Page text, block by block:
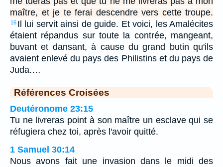
maître, et je te ferai descendre vers cette troupe.
16 Il lui servit ainsi de guide. Et voici, les Amalécites
étaient répandus sur toute la contrée, mangeant,
buvant et dansant, à cause du grand butin qu'ils
avaient enlevé du pays des Philistins et du pays de
Juda.…
Références Croisées
Deutéronome 23:15
Tu ne livreras point à son maître un esclave qui se
réfugiera chez toi, après l'avoir quitté.
1 Samuel 30:14
Nous avons fait une invasion dans le midi des